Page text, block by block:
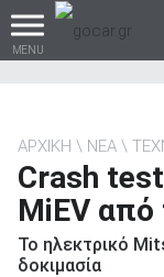
MENU
ΑΡΧΙΚΗ ΝΕΑ
Crash
MiEV από
Το ηλεκτρικό
δοκιμασία